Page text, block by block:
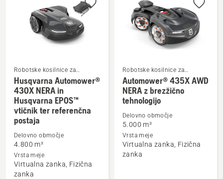
Oglejte
več
podrobnosti
Husqvarna
Automower®
Robotske kosilnice za
domačo rabo
Husqvarna Automower®
430X NERA in
Husqvarna EPOS™
vtičnik ter referenčna
postaja
Delovno območje
4.800 m²
Vrsta meje
Virtualna zanka, Fizična
zanka
Oglejte
več
podrobnosti
Automower®
Robotske kosilnice za
domačo rabo
Automower® 435X AWD
NERA z brezžično
tehnologijo
Delovno območje
5.000 m²
Vrsta meje
Virtualna zanka, Fizična
zanka